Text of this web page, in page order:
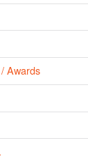
Awards